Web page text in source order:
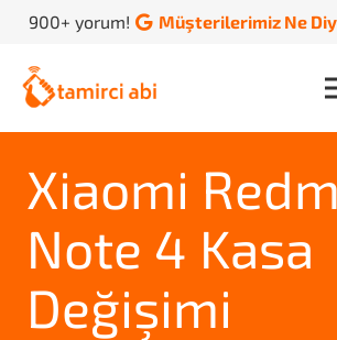
900+ yorum! Müşterilerimiz Ne
Xiaomi
Note 4 Kasa
Değişimi